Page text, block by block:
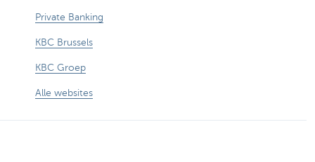
Private Banking
KBC Brussels
KBC Groep
Alle websites